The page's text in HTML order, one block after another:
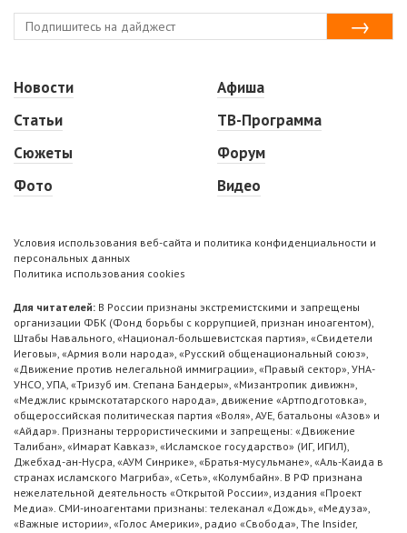
Новости
Статьи
Сюжеты
Фото
Афиша
ТВ-Программа
Форум
Видео
Условия использования веб-сайта и политика конфиденциальности и
персональных данных
Политика использования cookies
Для читателей: В России признаны экстремистскими и запрещены
организации ФБК (Фонд борьбы с коррупцией, признан иноагентом),
Штабы Навального, «Национал-большевистская партия», «Свидетели
Иеговы», «Армия воли народа», «Русский общенациональный союз»,
«Движение против нелегальной иммиграции», «Правый сектор», УНА-
УНСО, УПА, «Тризуб им. Степана Бандеры», «Мизантропик дивижн»,
«Меджлис крымскотатарского народа», движение «Артподготовка»,
общероссийская политическая партия «Воля», АУЕ, батальоны «Азов» и
«Айдар». Признаны террористическими и запрещены: «Движение
Талибан», «Имарат Кавказ», «Исламское государство» (ИГ, ИГИЛ),
Джебхад-ан-Нусра, «АУМ Синрике», «Братья-мусульмане», «Аль-Каида в
странах исламского Магриба», «Сеть», «Колумбайн». В РФ признана
нежелательной деятельность «Открытой России», издания «Проект
Медиа». СМИ-иноагентами признаны: телеканал «Дождь», «Медуза»,
«Важные истории», «Голос Америки», радио «Свобода», The Insider,